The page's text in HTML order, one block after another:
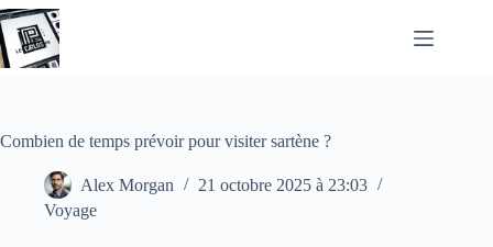
Passer
au
contenu
Combien de temps prévoir pour visiter sartène ?
Alex Morgan
21 octobre 2025 à 23:03
Voyage